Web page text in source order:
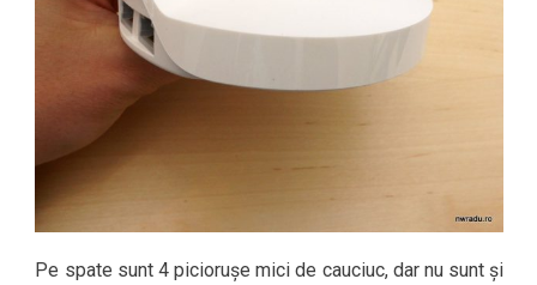
Pe spate sunt 4 piciorușe mici de cauciuc, dar nu sunt și